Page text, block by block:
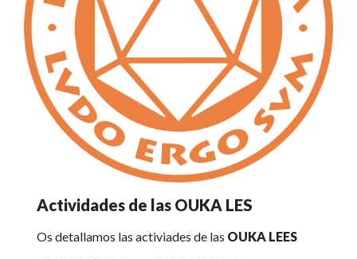
Actividades de las OUKA LES
Os detallamos las activiades de las OUKA LEES